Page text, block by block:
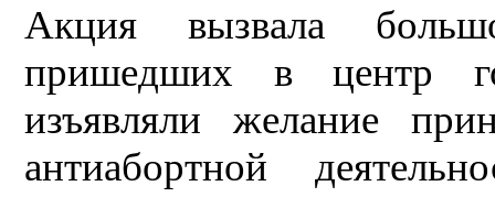
Акция вызвала
пришедших в центр
изъявляли желание
антиабортной